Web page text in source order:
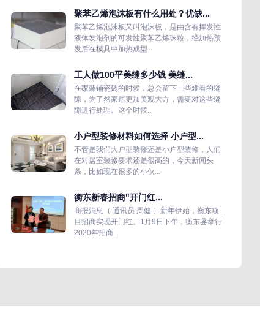
聚苯乙烯泡沫板有什么用处？优缺...
聚苯乙烯泡沫板又叫泡沫板，是由含有挥发性
液体发泡剂的可发性聚苯乙烯珠粒，经加热预
发后在模具中加热成型...
工人做100平美缝多少钱 美缝...
在家装铺瓷砖的时候，总会留下一些难看的缝
隙，为了然家居更加美观大方，需要对这些缝
隙进行处理。这个时候...
小户型装修材料如何选择 小户型...
不管是我们大户型装修还是小户型装修，人们
在对居室装修要求还是很高的，今天新闻头
条，比如现在很多的小伙...
衡东新春招商"开门红...
商报消息（ 通讯员 周健 ）新年伊始，衡东项
目招商实现开门红。1月9日下午，衡东县举行
2020年招商...